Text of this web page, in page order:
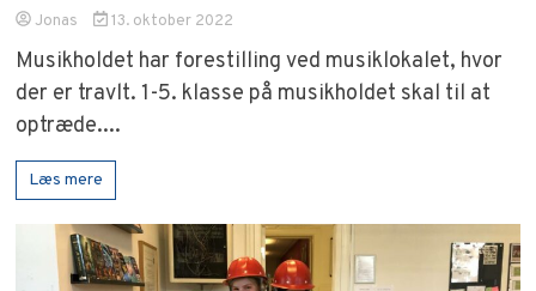
Jonas 13. oktober 2022
Musikholdet har forestilling ved musiklokalet, hvor
der er travlt. 1-5. klasse på musikholdet skal til at
optræde....
Læs mere